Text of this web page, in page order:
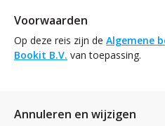
Voorwaarden
Op deze reis zijn de Algemene
Bookit B.V. van toepassing.
Annuleren en wijzigen